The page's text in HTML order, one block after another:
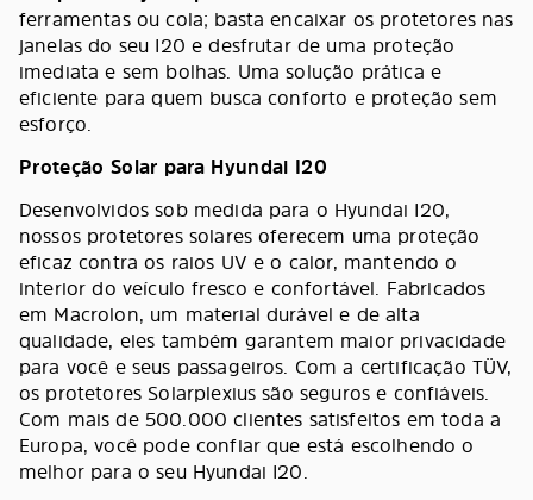
ferramentas ou cola; basta encaixar os protetores nas
janelas do seu I20 e desfrutar de uma proteção
imediata e sem bolhas. Uma solução prática e
eficiente para quem busca conforto e proteção sem
esforço.
Proteção Solar para Hyundai I20
Desenvolvidos sob medida para o Hyundai I20,
nossos protetores solares oferecem uma proteção
eficaz contra os raios UV e o calor, mantendo o
interior do veículo fresco e confortável. Fabricados
em Macrolon, um material durável e de alta
qualidade, eles também garantem maior privacidade
para você e seus passageiros. Com a certificação TÜV,
os protetores Solarplexius são seguros e confiáveis.
Com mais de 500.000 clientes satisfeitos em toda a
Europa, você pode confiar que está escolhendo o
melhor para o seu Hyundai I20.